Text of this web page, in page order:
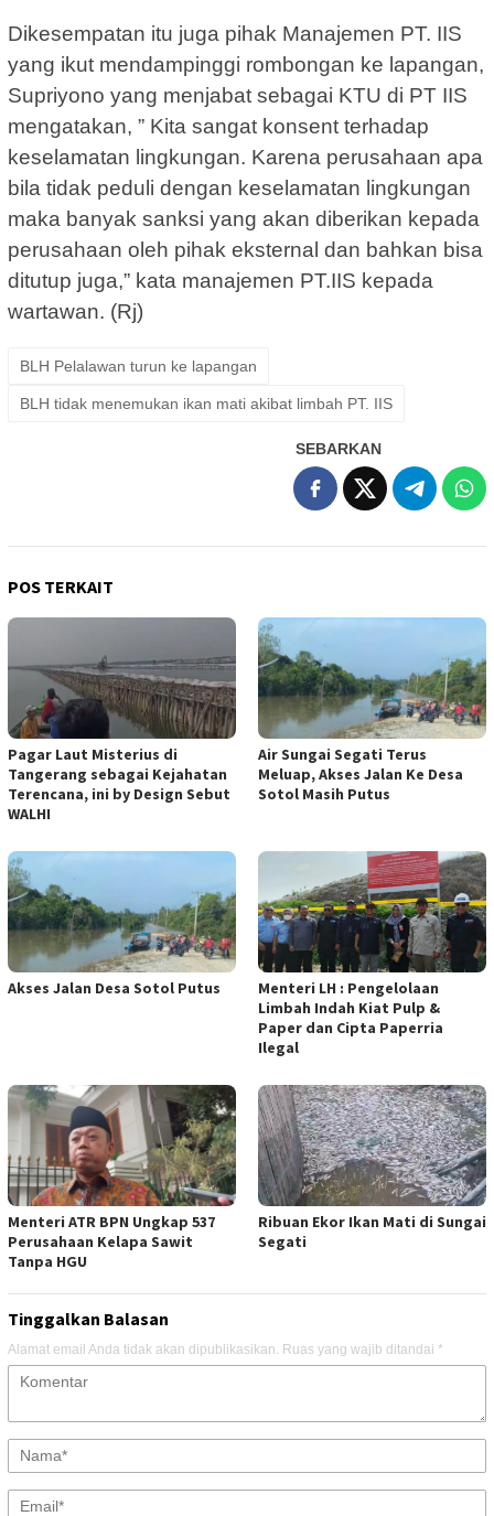
Dikesempatan itu juga pihak Manajemen PT. IIS
yang ikut mendampinggi rombongan ke lapangan,
Supriyono yang menjabat sebagai KTU di PT IIS
mengatakan, ” Kita sangat konsent terhadap
keselamatan lingkungan. Karena perusahaan apa
bila tidak peduli dengan keselamatan lingkungan
maka banyak sanksi yang akan diberikan kepada
perusahaan oleh pihak eksternal dan bahkan bisa
ditutup juga,” kata manajemen PT.IIS kepada
wartawan. (Rj)
BLH Pelalawan turun ke lapangan
BLH tidak menemukan ikan mati akibat limbah PT. IIS
SEBARKAN
POS TERKAIT
Pagar Laut Misterius di
Tangerang sebagai Kejahatan
Terencana, ini by Design Sebut
WALHI
Air Sungai Segati Terus
Meluap, Akses Jalan Ke Desa
Sotol Masih Putus
Akses Jalan Desa Sotol Putus
Menteri LH : Pengelolaan
Limbah Indah Kiat Pulp &
Paper dan Cipta Paperria
Ilegal
Menteri ATR BPN Ungkap 537
Perusahaan Kelapa Sawit
Tanpa HGU
Ribuan Ekor Ikan Mati di Sungai
Segati
Tinggalkan Balasan
Alamat email Anda tidak akan dipublikasikan. Ruas yang wajib ditandai *